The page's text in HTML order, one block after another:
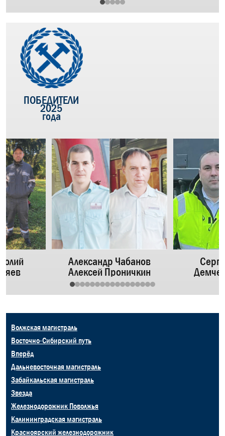
ПОБЕДИТЕЛИ
2025
года
Александр Чабанов
Алексей Проничкин
Волжская магистраль
Восточно-Сибирский путь
Вперёд
Дальневосточная магистраль
Забайкальская магистраль
Звезда
Железнодорожник Поволжья
Калининградская магистраль
Красноярский железнодорожник